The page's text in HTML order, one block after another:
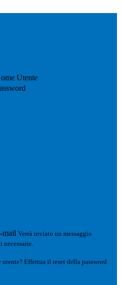
Utente
mail Verrà inviato un messaggio
Effettua il reset della password